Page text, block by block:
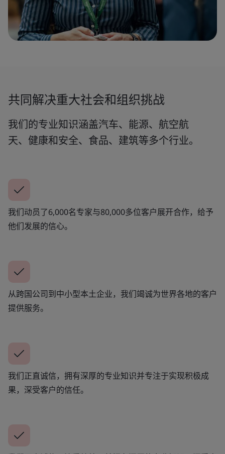
共同解决重大社会和组织挑战
我们的专业知识涵盖汽车、能源、航空航
天、健康和安全、食品、建筑等多个行业。
我们动员了6,000名专家与80,000多位客户展开合作，给予
他们发展的信心。
从跨国公司到中小型本土企业，我们竭诚为世界各地的客户
提供服务。
我们正直诚信，拥有深厚的专业知识并专注于实现积极成
果，深受客户的信任。